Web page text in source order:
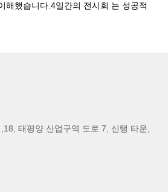
해했습니다.4일간의 전시회 는 성공적
태평양 산업구역 도로 7, 신탱 타운,